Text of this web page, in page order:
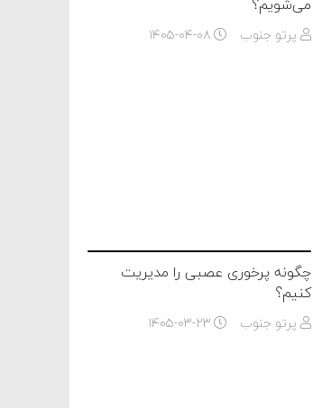
پرتو جنوب ۱۴۰۵-۰۴-۰۸
چگونه پرخوری عصبی را مدیریت
کنیم؟
پرتو جنوب ۱۴۰۵-۰۳-۲۳